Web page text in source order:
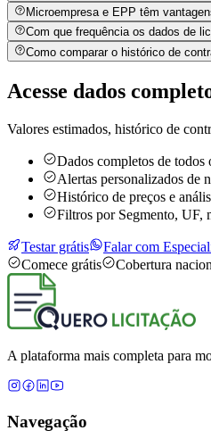
Microempresa e EPP têm
Com que frequência os dados de
Como comparar o histórico de
Acesse dados
Valores estimados, histórico de
Dados completos de todos
Alertas personalizados de
Histórico de preços e
Filtros por Segmento, UF,
Testar grátis
Falar com
Comece grátis
Cobertura
A plataforma mais completa para
Navegação